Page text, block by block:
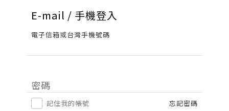
E-mail / 手機登入
電子信箱或台灣手機號碼
密碼
記住我的帳號
忘記密碼